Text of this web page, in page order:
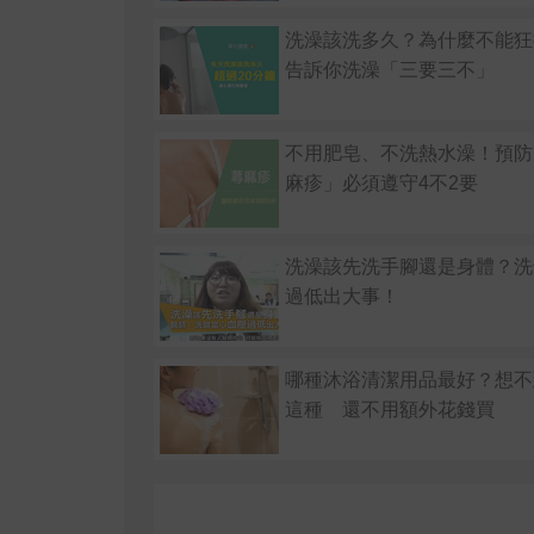
洗澡該洗多久？為什麼不能
告訴你洗澡「三要三不」
不用肥皂、不洗熱水澡！預
麻疹」必須遵守4不2要
洗澡該先洗手腳還是身體？
過低出大事！
哪種沐浴清潔用品最好？想
這種 還不用額外花錢買